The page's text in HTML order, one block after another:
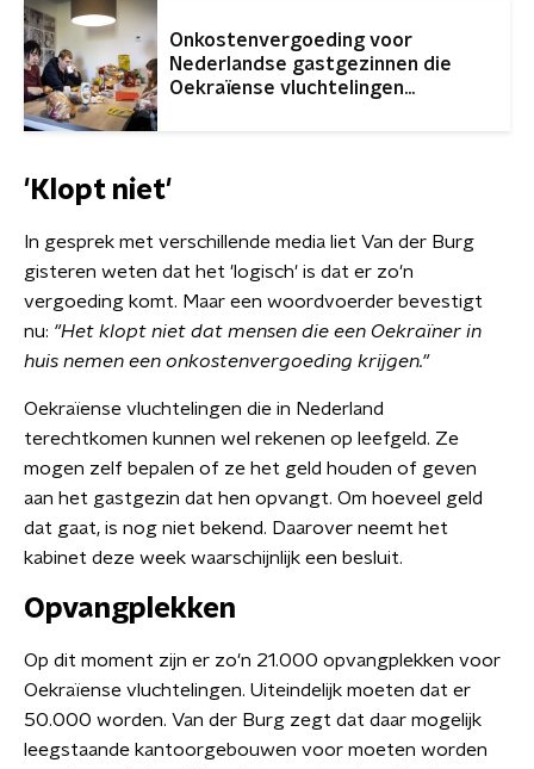
Onkostenvergoeding voor
Nederlandse gastgezinnen die
Oekraïense vluchtelingen
'Klopt niet'
In gesprek met verschillende media liet Van der Burg
gisteren weten dat het 'logisch' is dat er zo'n
vergoeding komt. Maar een woordvoerder bevestigt
nu: "Het klopt niet dat mensen die een Oekraïner in
huis nemen een onkostenvergoeding krijgen."
Oekraïense vluchtelingen die in Nederland
terechtkomen kunnen wel rekenen op leefgeld. Ze
mogen zelf bepalen of ze het geld houden of geven
aan het gastgezin dat hen opvangt. Om hoeveel geld
dat gaat, is nog niet bekend. Daarover neemt het
kabinet deze week waarschijnlijk een besluit.
Opvangplekken
Op dit moment zijn er zo'n 21.000 opvangplekken voor
Oekraïense vluchtelingen. Uiteindelijk moeten dat er
50.000 worden. Van der Burg zegt dat daar mogelijk
leegstaande kantoorgebouwen voor moeten worden